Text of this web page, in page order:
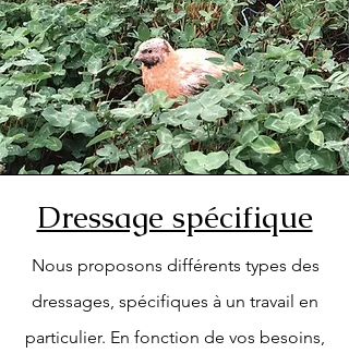
Dressage spécifique
Nous proposons différents types des
dressages, spécifiques à un travail en
particulier. En fonction de vos besoins,